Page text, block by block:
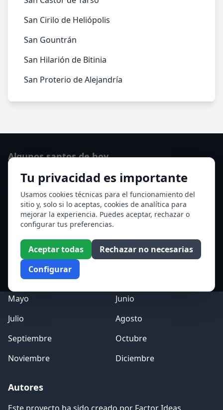
San Cirilo de Heliópolis
San Gountrán
San Hilarión de Bitinia
San Proterio de Alejandría
Tu privacidad es importante
Usamos cookies técnicas para el funcionamiento del
sitio y, solo si lo aceptas, cookies de analítica para
mejorar la experiencia. Puedes aceptar, rechazar o
configurar tus preferencias.
Aceptar todas
Rechazar no necesarias
Configurar
Algunos santos de hoy
San Osvaldo de Maserfield
Santa Edith Stein (Sor Teresa Benedicta de la Cruz)
Ver todos los santos de hoy
Acceso a los Meses
Enero
Febrero
Marzo
Mayo
Junio
Julio
Agosto
Septiembre
Octubre
Noviembre
Diciembre
Autores